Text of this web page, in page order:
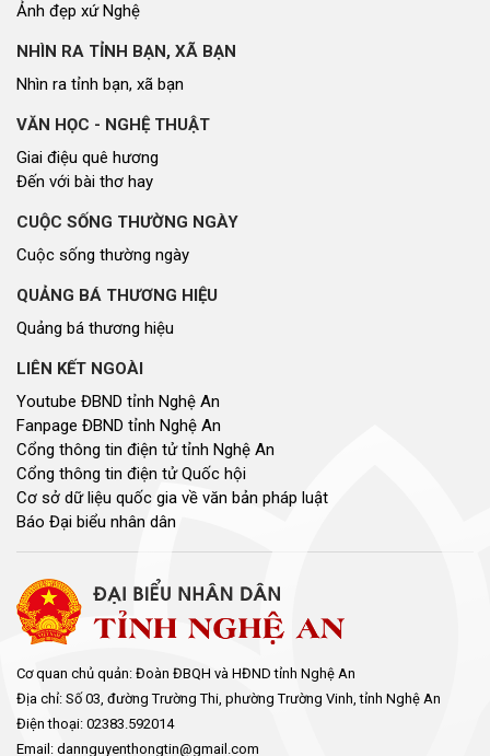
Ảnh đẹp xứ Nghệ
NHÌN RA TỈNH BẠN, XÃ BẠN
Nhìn ra tỉnh bạn, xã bạn
VĂN HỌC - NGHỆ THUẬT
Giai điệu quê hương
Đến với bài thơ hay
CUỘC SỐNG THƯỜNG NGÀY
Cuộc sống thường ngày
QUẢNG BÁ THƯƠNG HIỆU
Quảng bá thương hiệu
LIÊN KẾT NGOÀI
Youtube ĐBND tỉnh Nghệ An
Fanpage ĐBND tỉnh Nghệ An
Cổng thông tin điện tử tỉnh Nghệ An
Cổng thông tin điện tử Quốc hội
Cơ sở dữ liệu quốc gia về văn bản pháp luật
Báo Đại biểu nhân dân
Cơ quan chủ quản: Đoàn ĐBQH và HĐND tỉnh Nghệ An
Địa chỉ: Số 03, đường Trường Thi, phường Trường Vinh, tỉnh Nghệ An
Điện thoại: 02383.592014
Email: dannguyenthongtin@gmail.com